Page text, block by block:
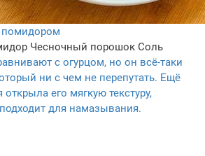
помидором
Чесночный порошок Соль
с огурцом, но он всё-таки
ни с чем не перепутать. Ещё
его мягкую текстуру,
для намазывания.